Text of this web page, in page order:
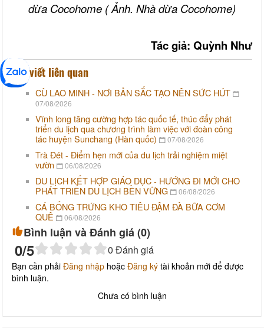
dừa Cocohome ( Ảnh. Nhà dừa Cocohome)
Tác giả: Quỳnh Như
Bài viết liên quan
CÙ LAO MINH - NƠI BẢN SẮC TẠO NÊN SỨC HÚT
07/08/2026
Vĩnh long tăng cường hợp tác quốc tế, thúc đẩy phát
triển du lịch qua chương trình làm việc với đoàn công
tác huyện Sunchang (Hàn quốc)
07/08/2026
Trà Đét - Điểm hẹn mới của du lịch trải nghiệm miệt
vườn
06/08/2026
DU LỊCH KẾT HỢP GIÁO DỤC - HƯỚNG ĐI MỚI CHO
PHÁT TRIỂN DU LỊCH BỀN VỮNG
06/08/2026
CÁ BỐNG TRỨNG KHO TIÊU ĐẬM ĐÀ BỮA CƠM
QUÊ
06/08/2026
Bình luận và Đánh giá (0)
0/5 0 Đánh giá
Bạn cần phải Đăng nhập hoặc Đăng ký tài khoản mới để được
bình luận.
Chưa có bình luận